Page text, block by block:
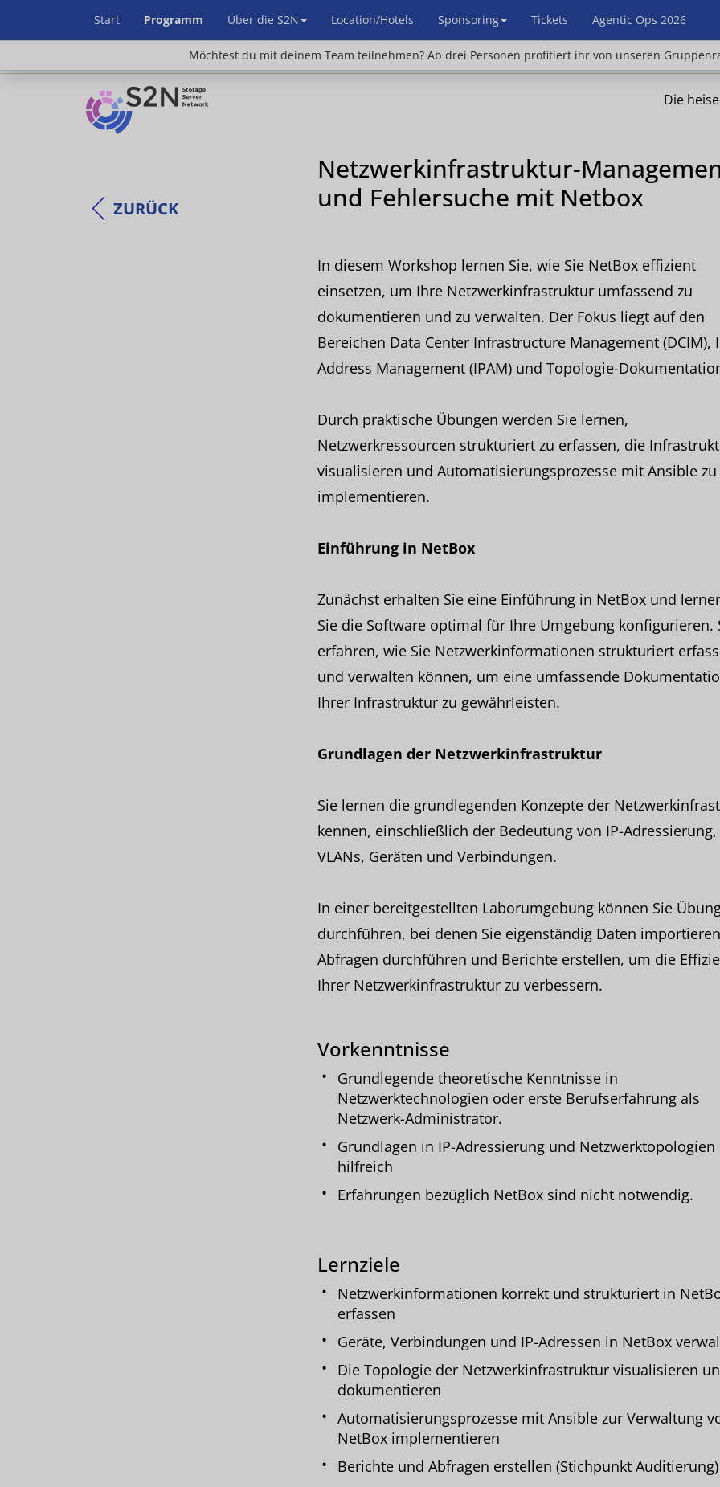
Start Programm Über die S2N Location/Hotels Sponsoring Tickets Agentic Ops 2026
Möchtest du mit deinem Team teilnehmen? Ab drei Personen profitiert ihr von unseren
Möchtest du mit deinem Team teilnehmen? Ab drei Personen profitiert ihr von unseren
Die
ZURÜCK
Netzwerkinfrastruktur-
und Fehlersuche mit Netbox
In diesem Workshop lernen Sie, wie Sie NetBox effizient
einsetzen, um Ihre Netzwerkinfrastruktur umfassend zu
dokumentieren und zu verwalten. Der Fokus liegt auf den
Bereichen Data Center Infrastructure Management (DCIM),
Address Management (IPAM) und Topologie-
Durch praktische Übungen werden Sie lernen,
Netzwerkressourcen strukturiert zu erfassen, die
visualisieren und Automatisierungsprozesse mit Ansible zu
implementieren.
Einführung in NetBox
Zunächst erhalten Sie eine Einführung in NetBox und
Sie die Software optimal für Ihre Umgebung konfigurieren.
erfahren, wie Sie Netzwerkinformationen strukturiert
und verwalten können, um eine umfassende
Ihrer Infrastruktur zu gewährleisten.
Grundlagen der Netzwerkinfrastruktur
Sie lernen die grundlegenden Konzepte der
kennen, einschließlich der Bedeutung von IP-Adressierung,
VLANs, Geräten und Verbindungen.
In einer bereitgestellten Laborumgebung können Sie
durchführen, bei denen Sie eigenständig Daten
Abfragen durchführen und Berichte erstellen, um die
Ihrer Netzwerkinfrastruktur zu verbessern.
Vorkenntnisse
Grundlegende theoretische Kenntnisse in
Netzwerktechnologien oder erste Berufserfahrung als
Netzwerk-Administrator.
Grundlagen in IP-Adressierung und Netzwerktopologien
hilfreich
Erfahrungen bezüglich NetBox sind nicht notwendig.
Lernziele
Netzwerkinformationen korrekt und strukturiert in
erfassen
Geräte, Verbindungen und IP-Adressen in NetBox
Die Topologie der Netzwerkinfrastruktur visualisieren
dokumentieren
Automatisierungsprozesse mit Ansible zur Verwaltung
NetBox implementieren
Berichte und Abfragen erstellen (Stichpunkt Auditierung)